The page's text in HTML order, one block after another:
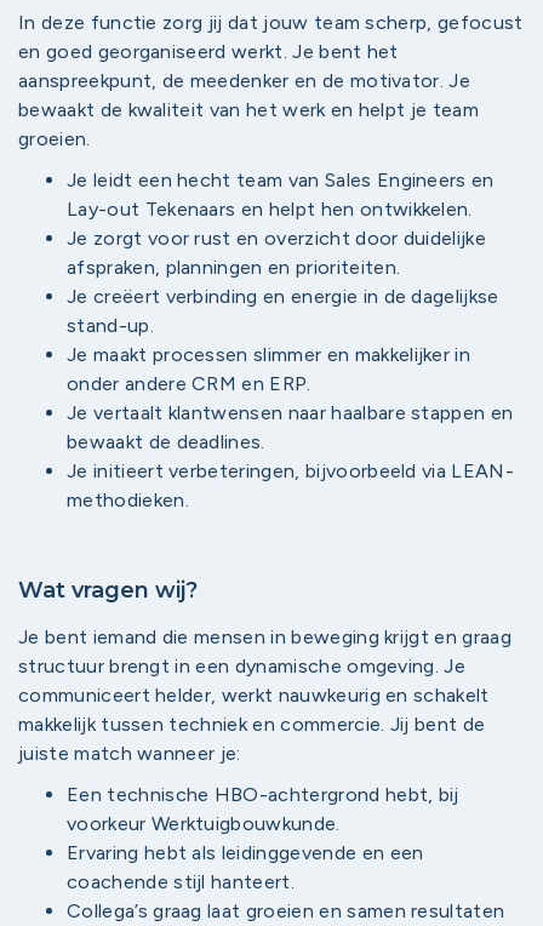
In deze functie zorg jij dat jouw team scherp, gefocust
en goed georganiseerd werkt. Je bent het
aanspreekpunt, de meedenker en de motivator. Je
bewaakt de kwaliteit van het werk en helpt je team
groeien.
Je leidt een hecht team van Sales Engineers en
Lay-out Tekenaars en helpt hen ontwikkelen.
Je zorgt voor rust en overzicht door duidelijke
afspraken, planningen en prioriteiten.
Je creëert verbinding en energie in de dagelijkse
stand-up.
Je maakt processen slimmer en makkelijker in
onder andere CRM en ERP.
Je vertaalt klantwensen naar haalbare stappen en
bewaakt de deadlines.
Je initieert verbeteringen, bijvoorbeeld via LEAN-
methodieken.
Wat vragen wij?
Je bent iemand die mensen in beweging krijgt en graag
structuur brengt in een dynamische omgeving. Je
communiceert helder, werkt nauwkeurig en schakelt
makkelijk tussen techniek en commercie. Jij bent de
juiste match wanneer je:
Een technische HBO-achtergrond hebt, bij
voorkeur Werktuigbouwkunde.
Ervaring hebt als leidinggevende en een
coachende stijl hanteert.
Collega’s graag laat groeien en samen resultaten